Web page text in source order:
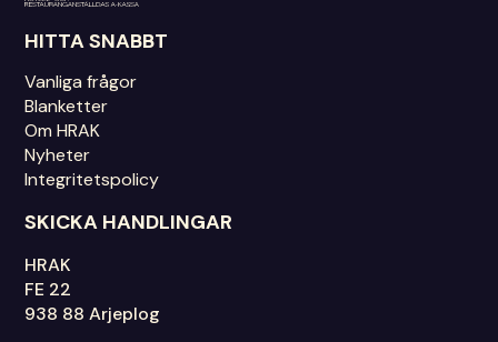
HITTA SNABBT
Vanliga frågor
Blanketter
Om HRAK
Nyheter
Integritetspolicy
SKICKA HANDLINGAR
HRAK
FE 22
938 88 Arjeplog